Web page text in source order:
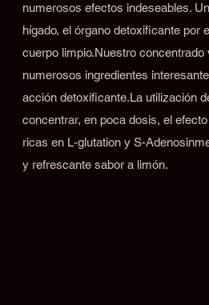
numerosos efectos indeseables.
hígado, el órgano detoxificante por
cuerpo limpio.Nuestro
numerosos ingredientes
acción detoxificante.La utilización
concentrar, en poca dosis, el
ricas en L-glutation y S-
y refrescante sabor a limón.